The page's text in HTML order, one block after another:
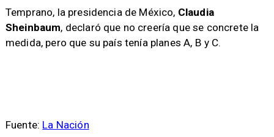
Temprano, la presidencia de México, Claudia
Sheinbaum, declaró que no creería que se concrete la
medida, pero que su país tenía planes A, B y C.
Fuente: La Nación